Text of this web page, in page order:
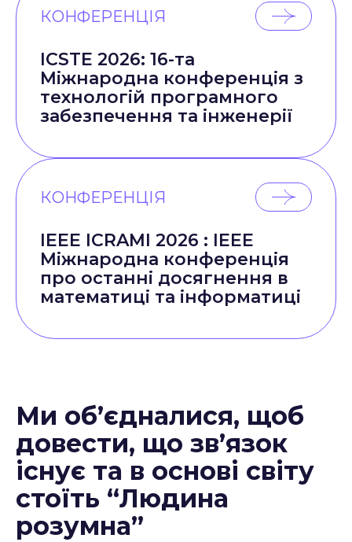
КОНФЕРЕНЦІЯ
ICSTE 2026: 16-та
Міжнародна конференція з
технологій програмного
забезпечення та інженерії
КОНФЕРЕНЦІЯ
IEEE ICRAMI 2026 : IEEE
Міжнародна конференція
про останні досягнення в
математиці та інформатиці
Ми об’єдналися, щоб
довести, що зв’язок
існує та в основі світу
стоїть “Людина
розумна”